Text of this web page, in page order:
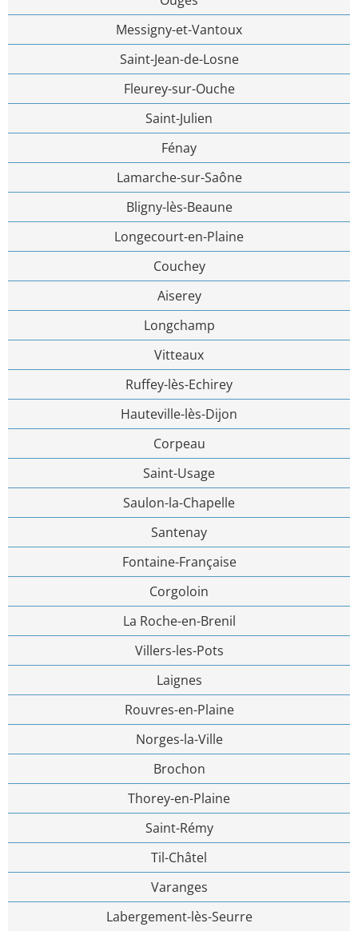
Messigny-et-Vantoux
Saint-Jean-de-Losne
Fleurey-sur-Ouche
Saint-Julien
Fénay
Lamarche-sur-Saône
Bligny-lès-Beaune
Longecourt-en-Plaine
Couchey
Aiserey
Longchamp
Vitteaux
Ruffey-lès-Echirey
Hauteville-lès-Dijon
Corpeau
Saint-Usage
Saulon-la-Chapelle
Santenay
Fontaine-Française
Corgoloin
La Roche-en-Brenil
Villers-les-Pots
Laignes
Rouvres-en-Plaine
Norges-la-Ville
Brochon
Thorey-en-Plaine
Saint-Rémy
Til-Châtel
Varanges
Labergement-lès-Seurre